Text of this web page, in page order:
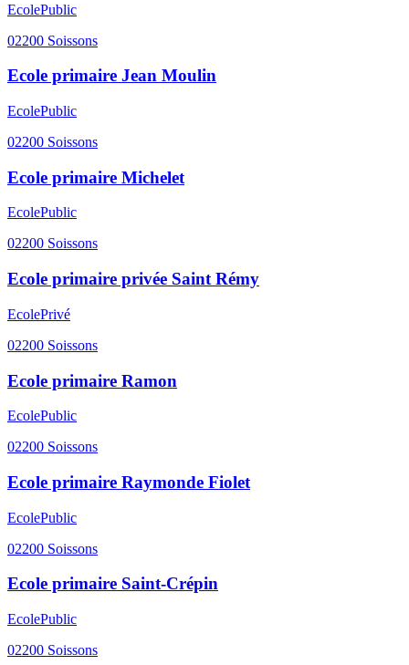
EcolePublic
02200 Soissons
Ecole primaire Jean Moulin
EcolePublic
02200 Soissons
Ecole primaire Michelet
EcolePublic
02200 Soissons
Ecole primaire privée Saint Rémy
EcolePrivé
02200 Soissons
Ecole primaire Ramon
EcolePublic
02200 Soissons
Ecole primaire Raymonde Fiolet
EcolePublic
02200 Soissons
Ecole primaire Saint-Crépin
EcolePublic
02200 Soissons